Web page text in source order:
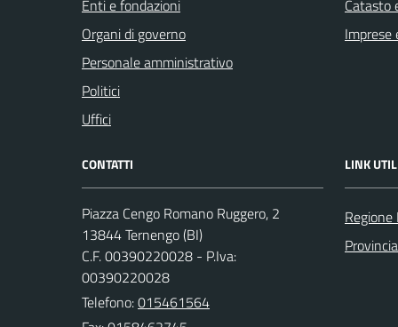
Enti e fondazioni
Organi di governo
Personale amministrativo
Politici
Uffici
Catasto
Imprese
CONTATTI
Piazza Cengo Romano Ruggero, 2
13844 Ternengo (BI)
C.F. 00390220028 - P.Iva:
00390220028
Telefono:015461564
LINK